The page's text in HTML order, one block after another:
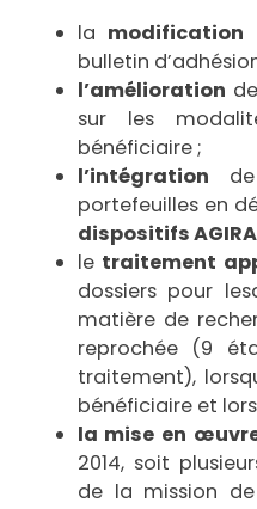
la modification
bulletin
l’amélioration
sur les
bénéficiaire ;
l’intégration
portefeuilles en
dispositifs AGIRA
le traitement
dossiers pour
matière de
reprochée (9
traitement),
bénéficiaire et
la mise en
2014, soit
de la mission